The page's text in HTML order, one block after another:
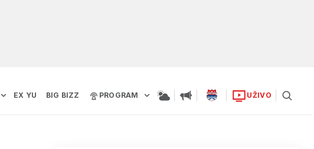
EX YU BIG BIZZ PROGRAM UŽIVO